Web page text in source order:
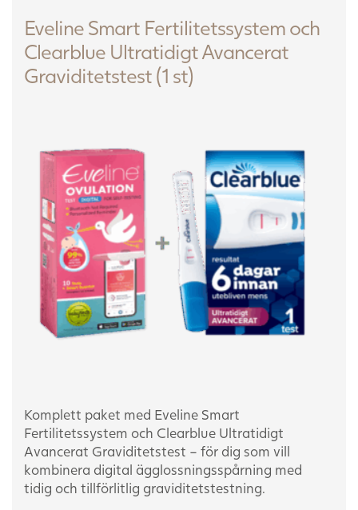
Eveline Smart Fertilitetssystem och
Clearblue Ultratidigt Avancerat
Graviditetstest (1 st)
Komplett paket med Eveline Smart
Fertilitetssystem och Clearblue Ultratidigt
Avancerat Graviditetstest – för dig som vill
kombinera digital ägglossningsspårning med
tidig och tillförlitlig graviditetstestning.